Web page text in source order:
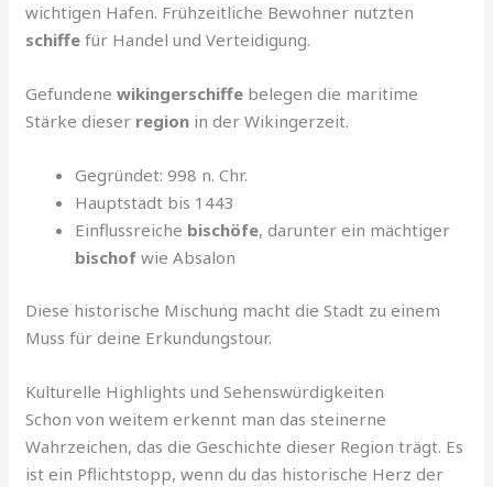
wichtigen Hafen. Frühzeitliche Bewohner nutzten
schiffe für Handel und Verteidigung.
Gefundenewikingerschiffe belegen die maritime
Stärke dieser region in der Wikingerzeit.
Gegründet: 998 n. Chr.
Hauptstadt bis 1443
Einflussreiche bischöfe, darunter ein mächtiger
bischof wie Absalon
Diese historische Mischung macht die Stadt zu einem
Muss für deine Erkundungstour.
Kulturelle Highlights und Sehenswürdigkeiten
Schon von weitem erkennt man das steinerne
Wahrzeichen, das die Geschichte dieser Region trägt. Es
ist ein Pflichtstopp, wenn du das historische Herz der